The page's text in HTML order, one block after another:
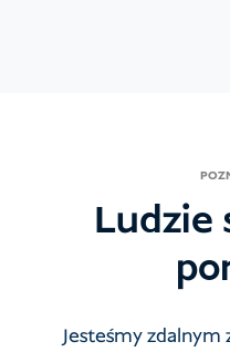
Ludzie
Jesteśmy zdalnym